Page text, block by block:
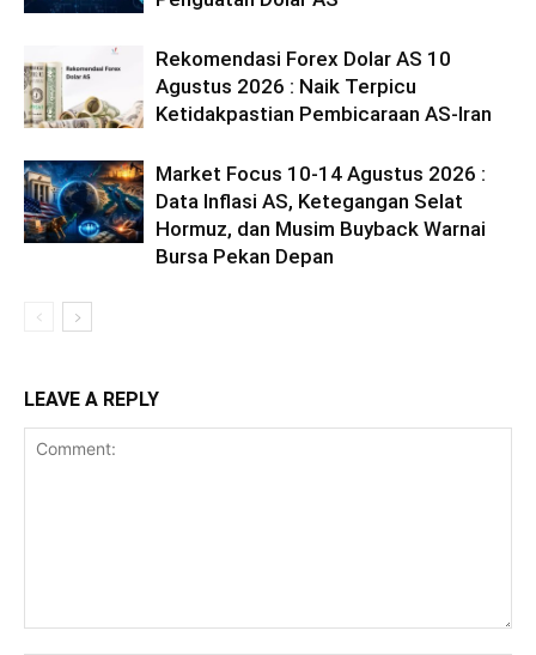
Rekomendasi Forex Dolar AS 10
Agustus 2026 : Naik Terpicu
Ketidakpastian Pembicaraan AS-Iran
Market Focus 10-14 Agustus 2026 :
Data Inflasi AS, Ketegangan Selat
Hormuz, dan Musim Buyback Warnai
Bursa Pekan Depan
LEAVE A REPLY